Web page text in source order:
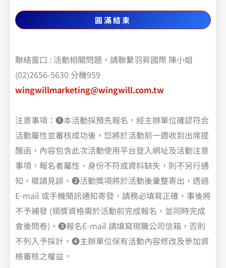
圓滿結束
聯絡窗口 : 活動相關問題，請聯繫羽昇國際 陳小姐
(02)2656-5630 分機959
wingwillmarketing@wingwill.com.tw
注意事項：❶本活動採預先報名，經主辦單位確認符合
活動屬性並審核成功後，您將於活動前一週收到出席提
醒函，內容包含此次活動使用平台登入網址及活動注意
事項，報名者屬性、身份不符或資料缺失，則不另行通
知，敬請見諒。❷活動獎項將於活動後彙整寄出，透過
E-mail 或手機簡訊通知寄發，請務必填寫正確，事後將
不予補發 (領獎資格需於活動前完成報名，並同時完成
會後問卷)。❸報名E-mail 請填寫現職公司信箱，否則
不列入予採計。❹主辦單位保有活動內容修改及參加資
格審核之權益。